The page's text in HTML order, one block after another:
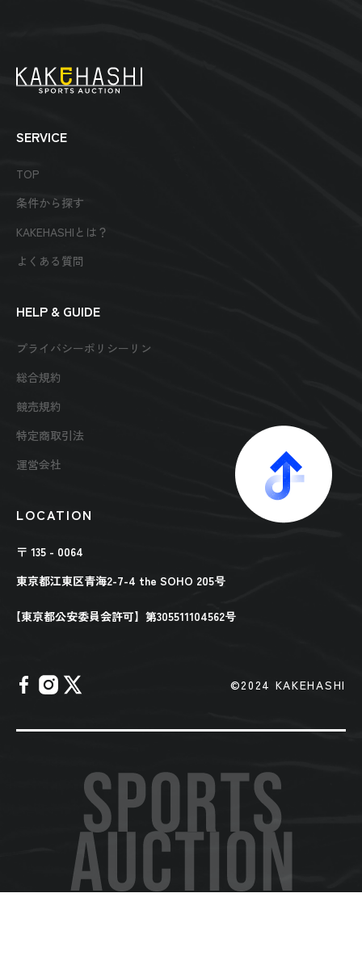
SERVICE
TOP
条件から探す
KAKEHASHIとは？
よくある質問
HELP & GUIDE
プライバシーポリシーリン
総合規約
競売規約
特定商取引法
運営会社
LOCATION
〒 135 - 0064
東京都江東区青海2-7-4 the SOHO 205号
【東京都公安委員会許可】第305511104562号
©︎2024 KAKEHASHI